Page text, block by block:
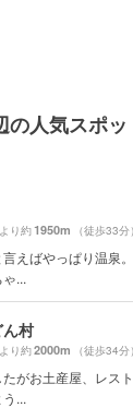
人気スポッ
り約1950m （徒歩33分）
えばやっぱり温泉
...
村
り約2000m （徒歩34分）
がお土産屋、レス
...